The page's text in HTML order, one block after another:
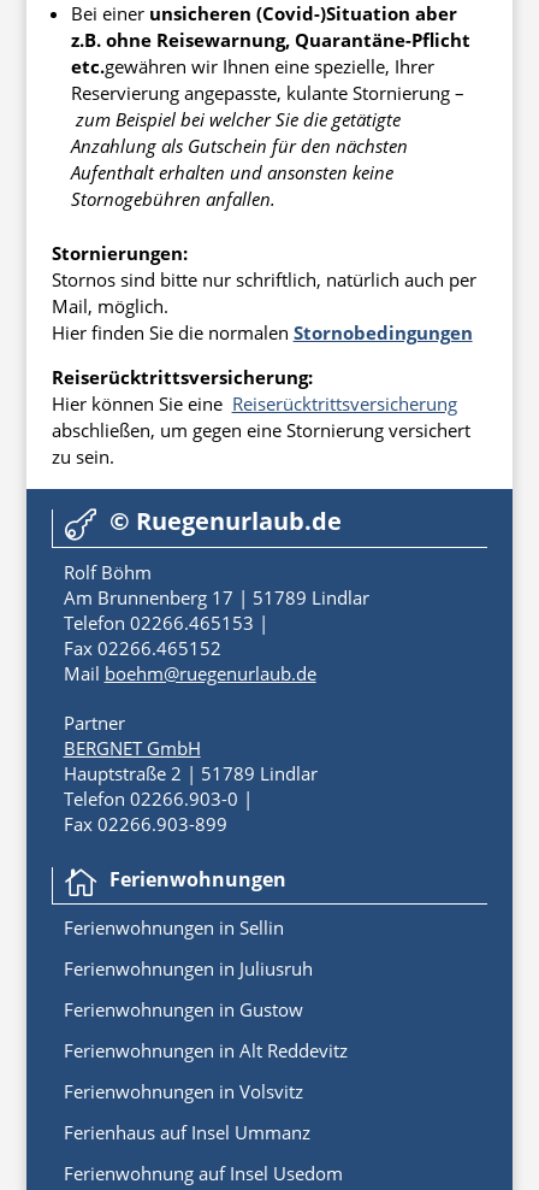
Bei einer unsicheren (Covid-)Situation aber
z.B. ohne Reisewarnung, Quarantäne-Pflicht
etc.gewähren wir Ihnen eine spezielle, Ihrer
Reservierung angepasste, kulante Stornierung –
zum Beispiel bei welcher Sie die getätigte
Anzahlung als Gutschein für den nächsten
Aufenthalt erhalten und ansonsten keine
Stornogebühren anfallen.
Stornierungen:
Stornos sind bitte nur schriftlich, natürlich auch per
Mail, möglich.
Hier finden Sie die normalen Stornobedingungen
Reiserücktrittsversicherung:
Hier können Sie eine Reiserücktrittsversicherung
abschließen, um gegen eine Stornierung versichert
zu sein.
 © Ruegenurlaub.de
Rolf Böhm
Am Brunnenberg 17 | 51789 Lindlar
Telefon 02266.465153 |
Fax 02266.465152
Mail boehm@ruegenurlaub.de
Partner
BERGNET GmbH
Hauptstraße 2 | 51789 Lindlar
Telefon 02266.903-0 |
Fax 02266.903-899
 Ferienwohnungen
Ferienwohnungen in Sellin
Ferienwohnungen in Juliusruh
Ferienwohnungen in Gustow
Ferienwohnungen in Alt Reddevitz
Ferienwohnungen in Volsvitz
Ferienhaus auf Insel Ummanz
Ferienwohnung auf Insel Usedom